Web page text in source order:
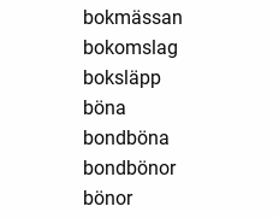
bokmässan
bokomslag
boksläpp
böna
bondböna
bondbönor
bönor